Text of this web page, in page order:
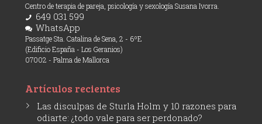
Centro de terapia de pareja, psicología y sexología Susana Ivorra.
649 031 599
WhatsApp
Passatge Sta. Catalina de Sena, 2 - 6ºE
(Edificio España - Los Geranios)
07002 - Palma de Mallorca
Artículos recientes
Las disculpas de Sturla Holm y 10 razones para
odiarte: ¿todo vale para ser perdonado?